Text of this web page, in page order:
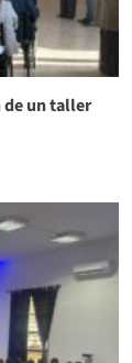
de un taller